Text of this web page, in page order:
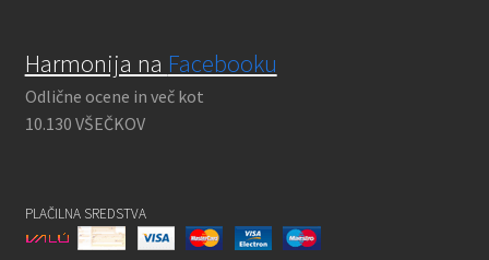
Harmonija na Facebooku
Odlične ocene in več kot
10.130 VŠEČKOV
PLAČILNA SREDSTVA